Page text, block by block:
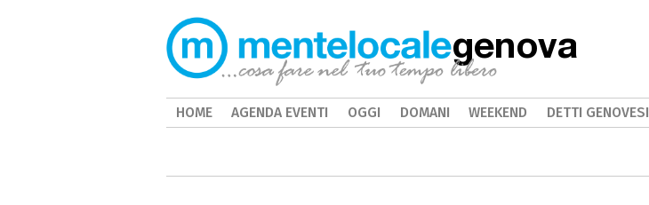
genova
HOME AGENDA EVENTI OGGI DOMANI WEEKEND DETTI GENOVESI